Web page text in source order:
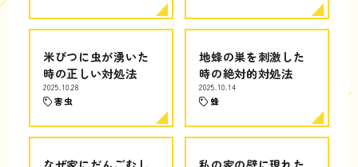
米びつに虫が湧いた
時の正しい対処法
2025.10.28
害虫
地蜂の巣を刺激した
時の絶対的対処法
2025.10.14
蜂